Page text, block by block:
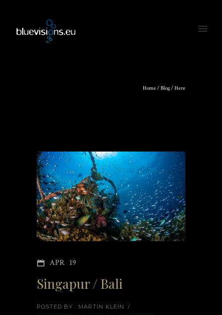
Home/ Blog/ Here
APR 19
Singapur / Bali
POSTED BY : MARTIN KLEIN
/